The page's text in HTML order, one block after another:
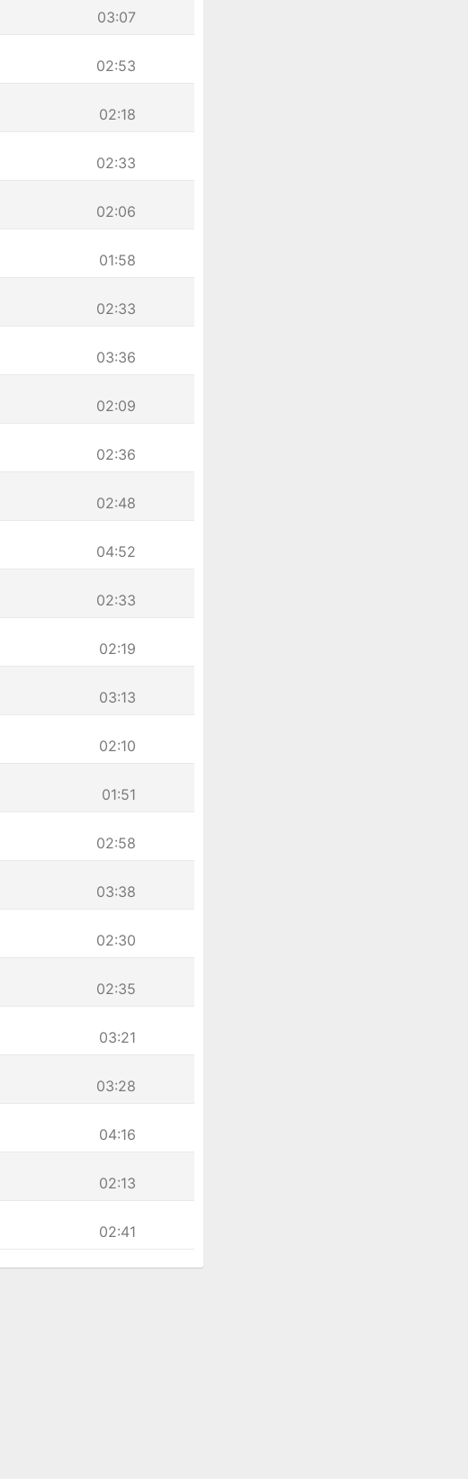
03:07
02:53
02:18
02:33
02:06
01:58
02:33
03:36
02:09
02:36
02:48
04:52
02:33
02:19
03:13
02:10
01:51
02:58
03:38
02:30
02:35
03:21
03:28
04:16
02:13
02:41